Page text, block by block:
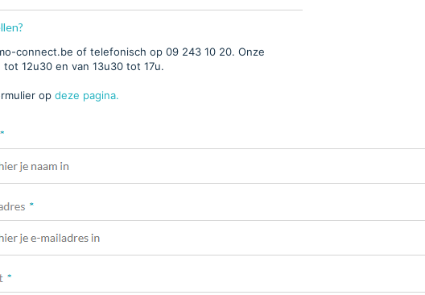
connect.be of telefonisch op 09 243 10 20. Onze
12u30 en van 13u30 tot 17u.
op deze pagina.